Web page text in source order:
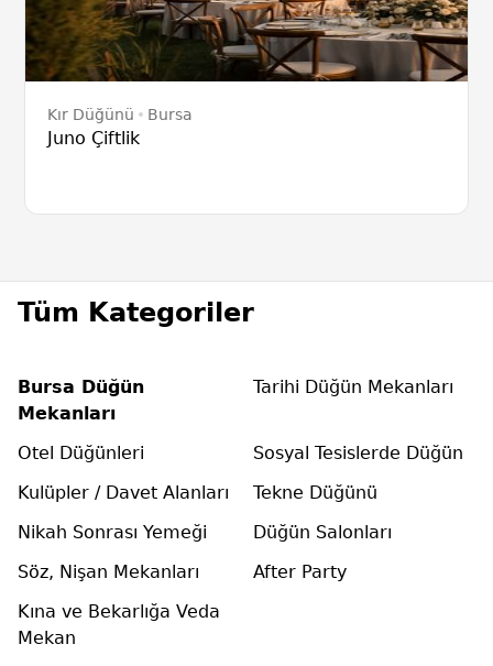
Kır Düğünü Bursa
Juno Çiftlik
Tüm Kategoriler
Bursa Düğün
Mekanları
Tarihi Düğün Mekanları
Otel Düğünleri
Sosyal Tesislerde Düğün
Kulüpler / Davet Alanları
Tekne Düğünü
Nikah Sonrası Yemeği
Düğün Salonları
Söz, Nişan Mekanları
After Party
Kına ve Bekarlığa Veda
Mekan